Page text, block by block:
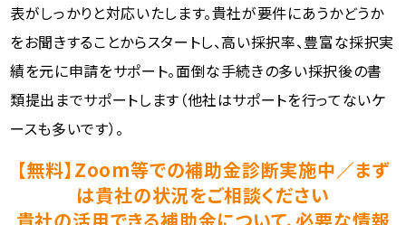
表がしっかりと対応いたします。貴社が要件にあうかどうか
をお聞きすることからスタートし、高い採択率、豊富な採択実
績を元に申請をサポート。面倒な手続きの多い採択後の書
類提出までサポートします（他社はサポートを行ってないケ
ースも多いです）。
【無料】Zoom等での補助金診断実施中／まず
は貴社の状況をご相談ください